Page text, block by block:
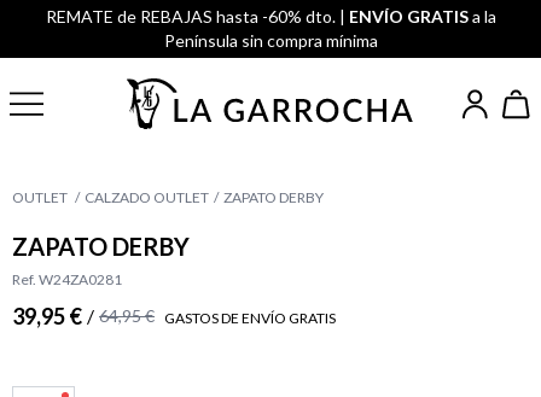
REMATE de REBAJAS hasta -60% dto. | ENVÍO GRATISa la
Península sin compra mínima
OUTLET CALZADO OUTLET ZAPATO DERBY
ZAPATO DERBY
Ref. W24ZA0281
39,95 € / 64,95 € GASTOS DE ENVÍO GRATIS